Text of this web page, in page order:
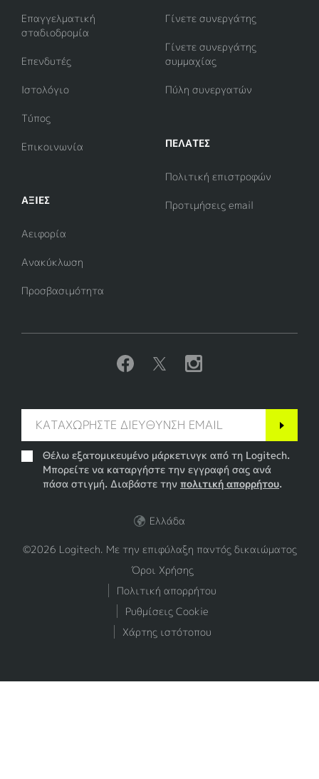
Επαγγελματική
σταδιοδρομία
Επενδυτές
Ιστολόγιο
Τύπος
Επικοινωνία
ΑΞΊΕΣ
Αειφορία
Ανακύκλωση
Προσβασιμότητα
Γίνετε συνεργάτης
Γίνετε συνεργάτης
συμμαχίας
Πύλη συνεργατών
ΠΕΛΑΤΕΣ
Πολιτική επιστροφών
Προτιμήσεις email
Θέλω εξατομικευμένο μάρκετινγκ από τη Logitech.
Μπορείτε να καταργήστε την εγγραφή σας ανά
πάσα στιγμή. Διαβάστε την πολιτική απορρήτου.
©2026 Logitech. Με την επιφύλαξη παντός δικαιώματος
Όροι Χρήσης
Πολιτική απορρήτου
Ρυθμίσεις Cookie
Χάρτης ιστότοπου
Ελλάδα